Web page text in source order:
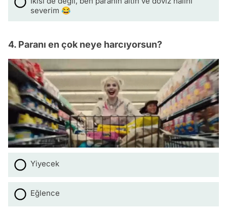
severim 😂
4. Paranı en çok neye harcıyorsun?
Yiyecek
Eğlence